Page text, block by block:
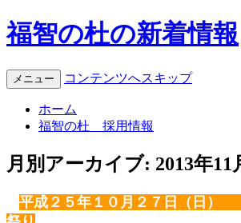
福智の杜の新着情報
メニュー コンテンツへスキップ
ホーム
福智の杜 採用情報
月別アーカイブ: 2013年11
平成２５年１０月２７日（